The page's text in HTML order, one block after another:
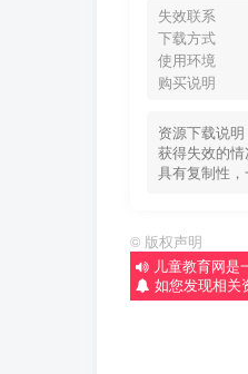
失效联系
下载方式
使用环境
购买说明
资源下载说
获得失效的
具有复制性
© 版权声明
儿童教育网是
如您发现相关